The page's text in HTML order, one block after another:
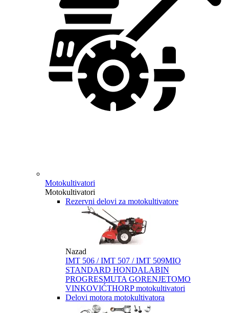
Motokultivatori
Motokultivatori
Rezervni delovi za motokultivatore
Nazad
IMT 506 / IMT 507 / IMT 509MIO
STANDARD HONDALABIN
PROGRESMUTA GORENJETOMO
VINKOVIĆTHORP motokultivatori
Delovi motora motokultivatora